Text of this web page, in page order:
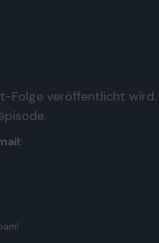
Folge veröffentlicht wird.